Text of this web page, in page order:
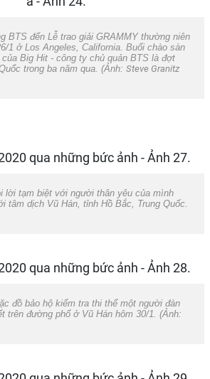
BTS đến Lễ trao giải GRAMMY thường niên
1 ở Los Angeles, California. Buổi chào sàn
Big Hit - công ty chủ quản BTS là đợt
trong ba năm qua. (Ảnh: Steve Granitz
lời tạm biệt với người thân yêu của mình
tâm dịch Vũ Hán, tỉnh Hồ Bắc, Trung Quốc.
đồ bảo hộ kiểm tra thi thể một người đàn
trên đường phố ở Vũ Hán hôm 30/1. (Ảnh: